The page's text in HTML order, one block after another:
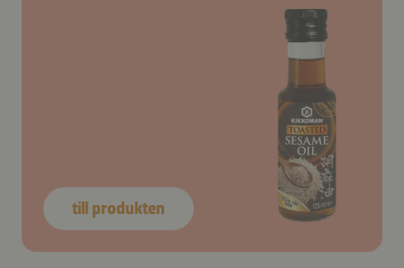
till produkten